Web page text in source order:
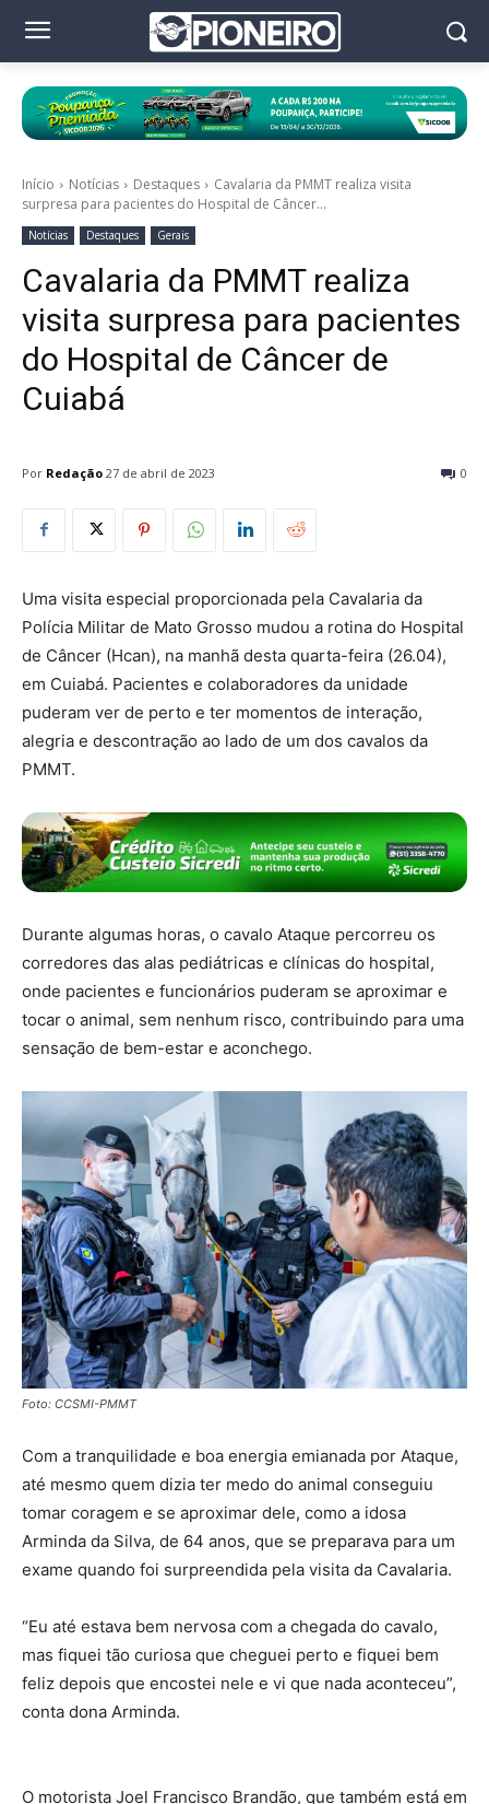
Início Notícias Destaques
Cavalaria da PMMT realiza visita
surpresa para pacientes do Hospital de Câncer...
Notícias Destaques Gerais
Cavalaria da PMMT realiza
visita surpresa para pacientes
do Hospital de Câncer de
Cuiabá
Por Redação 0
27 de abril de 2023
Uma visita especial proporcionada pela Cavalaria da
Polícia Militar de Mato Grosso mudou a rotina do Hospital
de Câncer (Hcan), na manhã desta quarta-feira (26.04),
em Cuiabá. Pacientes e colaboradores da unidade
puderam ver de perto e ter momentos de interação,
alegria e descontração ao lado de um dos cavalos da
PMMT.
Durante algumas horas, o cavalo Ataque percorreu os
corredores das alas pediátricas e clínicas do hospital,
onde pacientes e funcionários puderam se aproximar e
tocar o animal, sem nenhum risco, contribuindo para uma
sensação de bem-estar e aconchego.
Foto: CCSMI-PMMT
Com a tranquilidade e boa energia emianada por Ataque,
até mesmo quem dizia ter medo do animal conseguiu
tomar coragem e se aproximar dele, como a idosa
Arminda da Silva, de 64 anos, que se preparava para um
exame quando foi surpreendida pela visita da Cavalaria.
“Eu até estava bem nervosa com a chegada do cavalo,
mas fiquei tão curiosa que cheguei perto e fiquei bem
feliz depois que encostei nele e vi que nada aconteceu”,
conta dona Arminda.
O motorista Joel Francisco Brandão, que também está em